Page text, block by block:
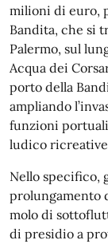
milioni di euro,
Bandita, che si
Palermo, sul
Acqua dei
porto della
ampliando
funzioni
ludico
Nello specifico,
prolungamento
molo di
di presidio a